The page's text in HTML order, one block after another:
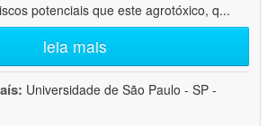
potenciais que este agrotóxico, q...
leia mais
Universidade de São Paulo - SP -